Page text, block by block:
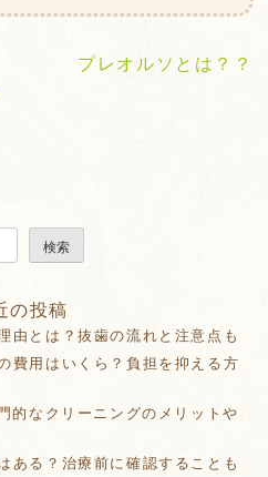
プレオルソとは？？
検索
の投稿
由とは？抜歯の流れと注意点も
費用はいくら？負担を抑える方
的なクリーニングのメリットや
ある？治療前に確認することも